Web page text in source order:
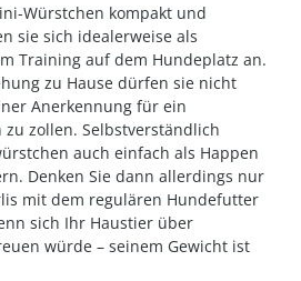
Würstchen kompakt und
sie sich idealerweise als
Training auf dem Hundeplatz an.
zu Hause dürfen sie nicht
Anerkennung für ein
zollen. Selbstverständlich
auch einfach als Happen
Denken Sie dann allerdings nur
mit dem regulären Hundefutter
sich Ihr Haustier über
würde – seinem Gewicht ist